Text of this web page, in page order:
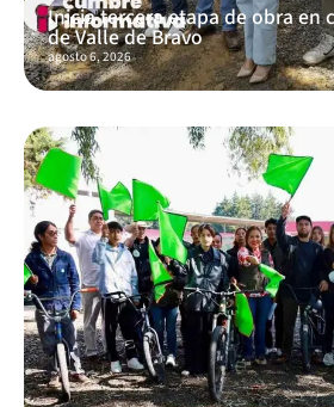
Inicia tercera etapa de obra en
de Valle de Bravo
agosto 6, 2026